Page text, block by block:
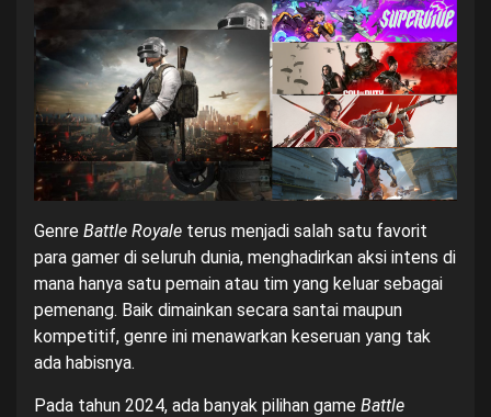
Genre Battle Royale terus menjadi salah satu favorit
para gamer di seluruh dunia, menghadirkan aksi intens di
mana hanya satu pemain atau tim yang keluar sebagai
pemenang. Baik dimainkan secara santai maupun
kompetitif, genre ini menawarkan keseruan yang tak
ada habisnya.
Pada tahun 2024, ada banyak pilihan game Battle